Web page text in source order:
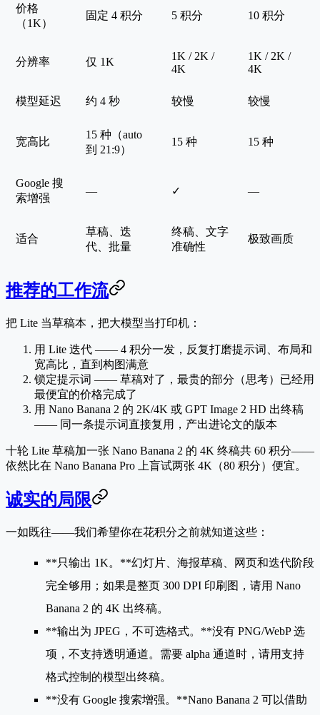
价格
（1K）
固定 4 积分 5 积分 10 积分
分辨率 仅 1K
1K / 2K /
4K
1K / 2K /
4K
模型延迟 约 4 秒 较慢 较慢
宽高比
15 种（auto
到 21:9）
15 种 15 种
Google 搜
索增强
— ✓ —
适合
草稿、迭
代、批量
终稿、文字
准确性
极致画质
推荐的工作流
把 Lite 当草稿本，把大模型当打印机：
用 Lite 迭代 —— 4 积分一发，反复打磨提示词、布局和
宽高比，直到构图满意
锁定提示词 —— 草稿对了，最贵的部分（思考）已经用
最便宜的价格完成了
用 Nano Banana 2 的 2K/4K 或 GPT Image 2 HD 出终稿
—— 同一条提示词直接复用，产出进论文的版本
十轮 Lite 草稿加一张 Nano Banana 2 的 4K 终稿共 60 积分——
依然比在 Nano Banana Pro 上盲试两张 4K（80 积分）便宜。
诚实的局限
一如既往——我们希望你在花积分之前就知道这些：
**只输出 1K。**幻灯片、海报草稿、网页和迭代阶段
完全够用；如果是整页 300 DPI 印刷图，请用 Nano
Banana 2 的 4K 出终稿。
**输出为 JPEG，不可选格式。**没有 PNG/WebP 选
项，不支持透明通道。需要 alpha 通道时，请用支持
格式控制的模型出终稿。
**没有 Google 搜索增强。**Nano Banana 2 可以借助